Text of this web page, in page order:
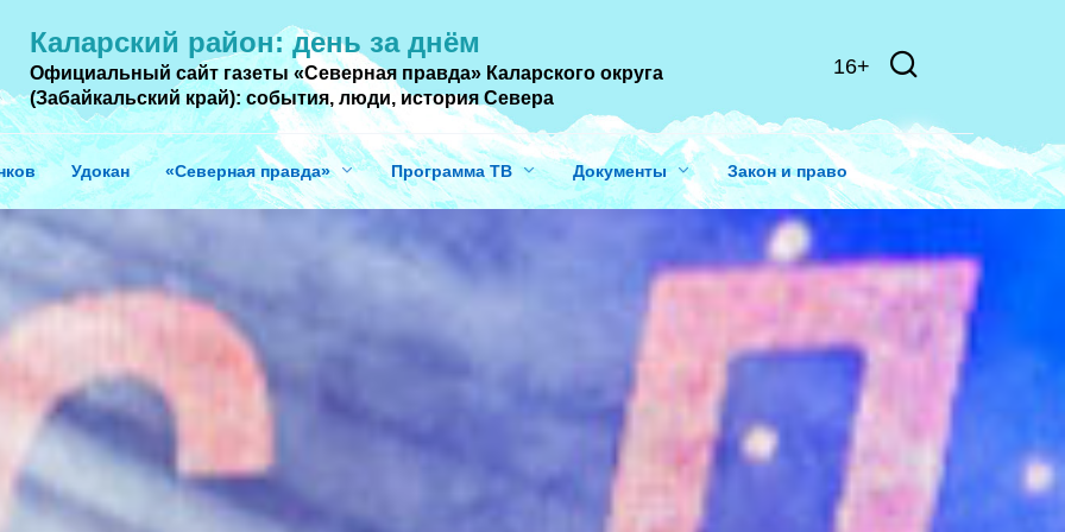
Каларский район: день за днём
Официальный сайт газеты «Северная правда» Каларского округа
(Забайкальский край): события, люди, история Cевера
16+
Удокан «Северная правда» Программа ТВ Документы Закон и право